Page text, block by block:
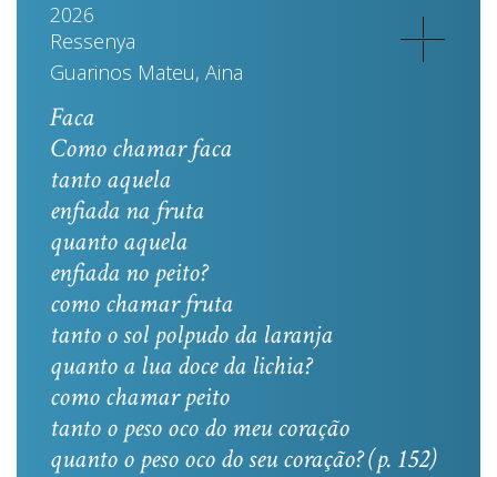
2026
Ressenya
Guarinos Mateu, Aina
Faca
Como chamar faca
tanto aquela
enfiada na fruta
quanto aquela
enfiada no peito?
como chamar fruta
tanto o sol polpudo da laranja
quanto a lua doce da lichia?
como chamar peito
tanto o peso oco do meu coração
quanto o peso oco do seu coração? (p. 152)